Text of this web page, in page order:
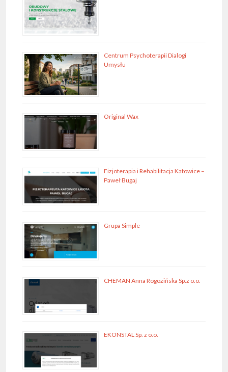
Centrum Psychoterapii Dialogi
Umysłu
Original Wax
Fizjoterapia i Rehabilitacja Katowice –
Paweł Bugaj
Grupa Simple
CHEMAN Anna Rogozińska Sp.z o.o.
EKONSTAL Sp. z o.o.